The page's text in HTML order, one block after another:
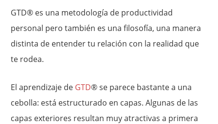
GTD® es una metodología de productividad
personal pero también es una filosofía, una manera
distinta de entender tu relación con la realidad que
te rodea.
El aprendizaje de GTD® se parece bastante a una
cebolla: está estructurado en capas. Algunas de las
capas exteriores resultan muy atractivas a primera